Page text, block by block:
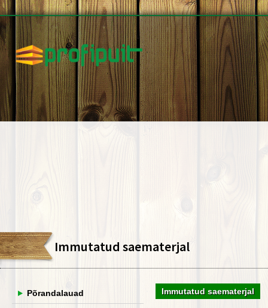
Immutatud saematerjal
Põrandalauad Immutatud saematerjal